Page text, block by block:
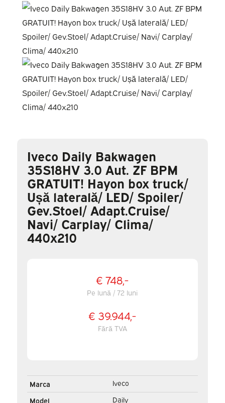
Iveco Daily Bakwagen
35S18HV 3.0 Aut. ZF BPM
GRATUIT! Hayon box truck/
Ușă laterală/ LED/ Spoiler/
Gev.Stoel/ Adapt.Cruise/
Navi/ Carplay/ Clima/
440x210
€ 748,-
Pe lună / 72 luni
€ 39.944,-
Fără TVA
Marca
Iveco
Model
Daily